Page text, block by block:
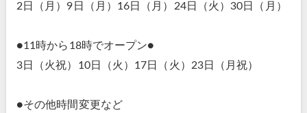
2日（月）9日（月）16日（月）24日（火）30日（月）
●11時から18時でオープン●
3日（火祝）10日（火）17日（火）23日（月祝）
●その他時間変更など